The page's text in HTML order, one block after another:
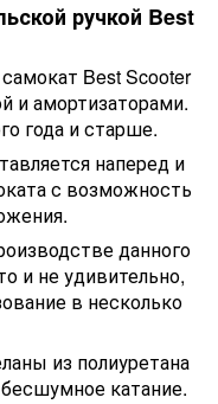
ручкой Best
Best Scooter
и амортизаторами.
года и старше.
наперед и
с возможность
данного
и не удивительно,
в несколько
из полиуретана
катание.